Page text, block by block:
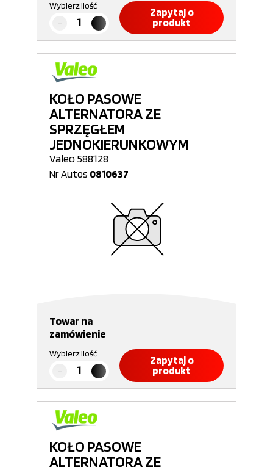
Wybierz ilość
Zapytaj o
produkt
KOŁO PASOWE
ALTERNATORA ZE
SPRZĘGŁEM
JEDNOKIERUNKOWYM
Valeo 588128
Nr Autos 0810637
Towar na
zamówienie
Wybierz ilość
Zapytaj o
produkt
KOŁO PASOWE
ALTERNATORA ZE